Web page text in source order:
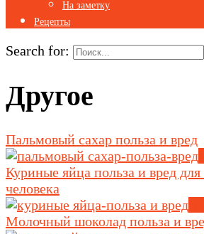
На заметку
Рецепты
Search for:
Другое
Пальмовый сахар польза и вред
Куриные яйца польза и вред для
человека
Молочный шоколад польза и